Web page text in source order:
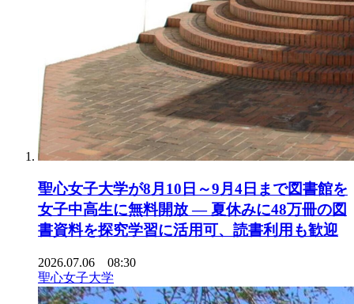
聖心女子大学が8月10日～9月4日まで図書館を
女子中高生に無料開放 ― 夏休みに48万冊の図
書資料を探究学習に活用可、読書利用も歓迎
2026.07.06 08:30
聖心女子大学